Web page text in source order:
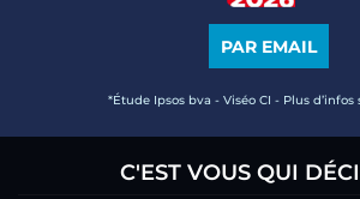
PAR EMAIL
*Étude Ipsos bva - Viséo CI - Plus d’infos
C'EST VOUS QUI